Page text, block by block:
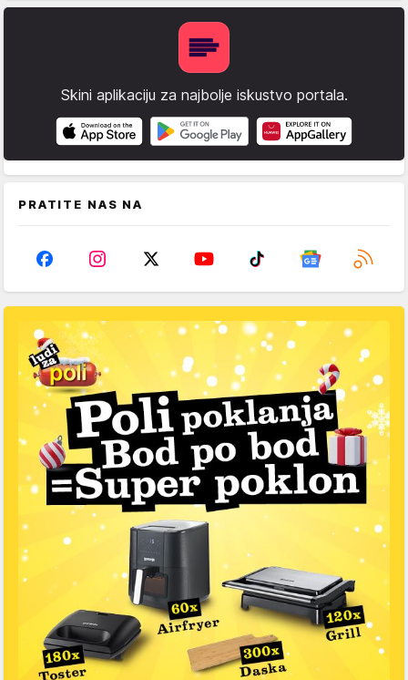
Skini aplikaciju za najbolje iskustvo portala.
PRATITE NAS NA